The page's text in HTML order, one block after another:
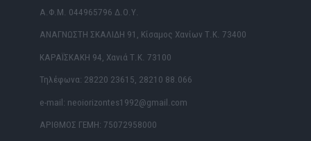
Α.Φ.Μ. 044965796 Δ.Ο.Υ.
ΑΝΑΓΝΩΣΤΗ ΣΚΑΛΙΔΗ 91, Κίσαμος Χανίων Τ.Κ. 73400
ΚΑΡΑΪΣΚΑΚΗ 94, Χανιά Τ.Κ. 73100
Τηλέφωνα: 28220 23615, 28210 88.066
e-mail: neoiorizontes1992@gmail.com
ΑΡΙΘΜΟΣ ΓΕΜΗ: 75072958000